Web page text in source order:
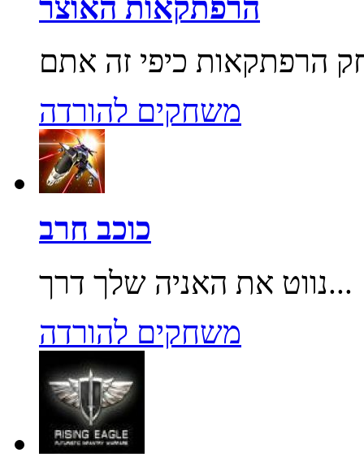
הרפתקאות האוצר
משחקים להורדה
כוכב חרב
נווט את האניה שלך דרך...
משחקים להורדה